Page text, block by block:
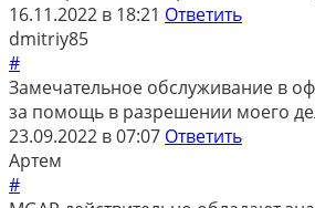
16.11.2022 в 18:21 Ответить
dmitriy85
#
Замечательное обслуживание в
за помощь в разрешении моего
23.09.2022 в 07:07 Ответить
Артем
#